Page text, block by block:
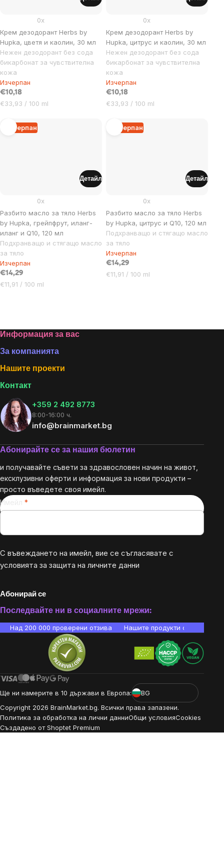
Крем дезодорант Herbs by
Hupka, цветя и каолин, 30 мл
Нежен дезодорант без сода
бикарбонат за чувствителна
кожа
0x
Изчерпан
€10,18
Цена
мярка:
€33,93 / 100 ml
Крем дезодорант Herbs by
Hupka, цитрус и каолин, 30 мл
Нежен дезодорант без сода
бикарбонат за чувствителна
кожа
0x
Изчерпан
€10,18
Цена
мярка:
€33,93 / 100 ml
Изчерпан
Разбито масло за тяло Herbs
by Hupka, грейпфрут, иланг-
иланг и Q10, 120 мл
Подхранващо и стягащо масло
за тяло
0x
Изчерпан
€14,29
Цена
€11,91 / 100 ml
Детайл
Изчерпан
Разбито масло за тяло Herbs
by Hupka, цитрус и Q10, 120 мл
Подхранващо и стягащо масло
за тяло
0x
Изчерпан
€14,29
Цена
€11,91 / 100 ml
Детайл
controls
Footer
Информация за вас
За компанията
Нашите проекти
Контакт
+359 2 492 8773
8:00-16:00 ч.
info@brainmarket.bg
Абонирайте се за нашия бюлетин
и получавайте съвети за здравословен начин на живот,
ексклузивни оферти и информация за нови продукти –
просто въведете своя имейл.
Имейл
С въвеждането на имейл, вие се съгласявате с
условията за защита на личните данни
Абонирай се
Последвайте ни в социалните мрежи:
Над 200 000 проверени отзива Нашите продукти са
Ще ни намерите в 10 държави в Европа:
BG
Copyright 2026 BrainMarket.bg. Всички права запазени.
Политика за обработка на лични данниОбщи условияCookies
Създадено от Shoptet Premium